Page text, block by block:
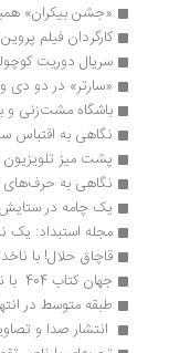
«جشن بیکران» همینگوی
کارگردان فیلم پروین
سریال دوریت کوچولو |
«سارتر» در دو دی وی دی!
باشگاه مشت‌زنی و
نگاهی به اقتباس
پشت میز تلویزیون |
نگاهی به حرف‌های زنانه |
یک چامه در ستایش
مجله استبداد: یک
قاچاق حلال! با ناخدا
جهان کتاب 404  با نظری بر یادداشت‌های جلال
طبقه متوسط در انتهای
انتشار صدا و تصاویر تازه‌